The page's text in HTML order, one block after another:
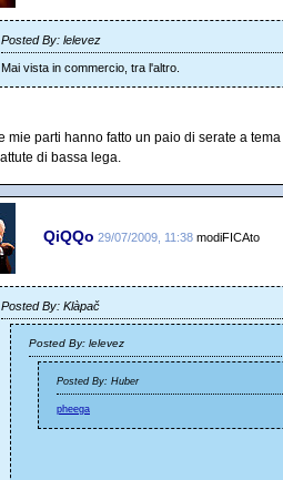
Posted By: lelevez
Mai vista in commercio, tra l'altro.
mie parti hanno fatto un paio di serate a
di bassa lega.
QiQQo 29/07/2009, 11:38 modiFICAto
Posted By: Klàpač
Posted By: lelevez
Posted By: Huber
pheega